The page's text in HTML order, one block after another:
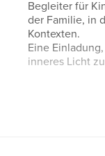
Begleiter für
der Familie, in
Kontexten.
Eine
inneres Licht